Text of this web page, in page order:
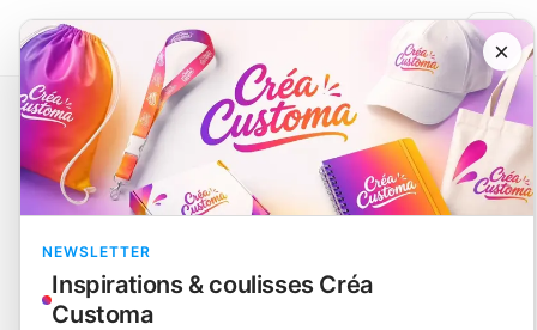
×
NEWSLETTER
Inspirations & coulisses Créa
Customa
Catalogue Écriture Set Surligneurs Dinku
RUPTURE